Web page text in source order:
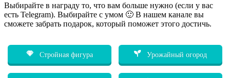
Выбирайте в награду то, что вам больше нужно (если у вас
есть Telegram). Выбирайте с умом 🙂 В нашем канале вы
сможете забрать подарок, который поможет этого достичь.
Стройная фигура Урожайный огород